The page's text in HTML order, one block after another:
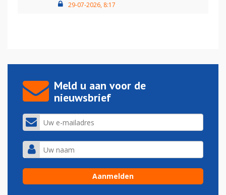
29-07-2026, 8:17
Meld u aan voor de
nieuwsbrief